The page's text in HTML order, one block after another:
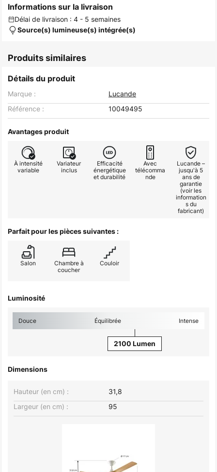
Informations sur la livraison
Délai de livraison : 4 - 5 semaines
Source(s) lumineuse(s) intégrée(s)
Produits similaires
Détails du produit
Marque :
Lucande
Référence :
10049495
Avantages produit
À intensité
variable
Variateur
inclus
Efficacité
énergétique
et durabilité
Avec
télécomma
nde
Lucande –
jusqu'à 5
ans de
garantie
(voir les
information
s du
fabricant)
Parfait pour les pièces suivantes :
Salon
Chambre à
coucher
Couloir
Luminosité
Douce Équilibrée Intense
2100 Lumen
Dimensions
Largeur (en cm) : 95
Hauteur (en cm) : 31,8